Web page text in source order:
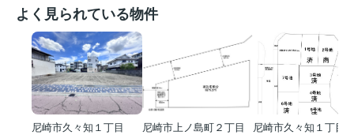
よく見られている物件
尼崎市久々知１丁目
尼崎市上ノ島町２丁目
尼崎市久々知１丁目